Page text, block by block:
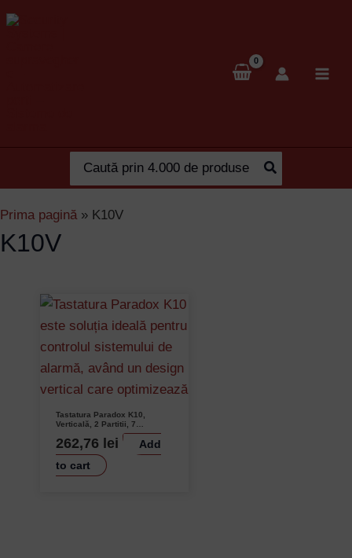
Skip
to
for:
Prima pagină» K10V
K10V
Tastatura Paradox K10,
Verticală, 2 Partitii, 7
Butoane, 10 Zone, Alarme
Panică
262,76 lei
Add
to cart